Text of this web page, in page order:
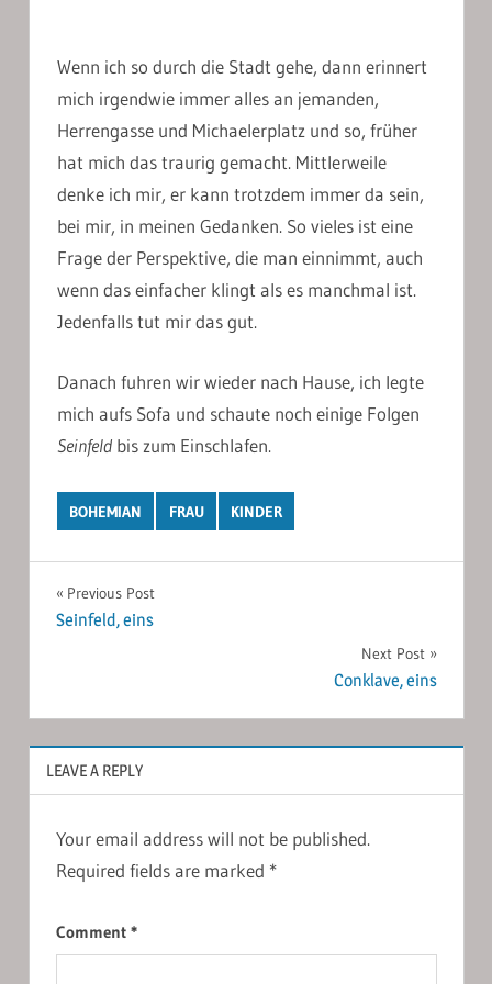
Wenn ich so durch die Stadt gehe, dann erinnert
mich irgendwie immer alles an jemanden,
Herrengasse und Michaelerplatz und so, früher
hat mich das traurig gemacht. Mittlerweile
denke ich mir, er kann trotzdem immer da sein,
bei mir, in meinen Gedanken. So vieles ist eine
Frage der Perspektive, die man einnimmt, auch
wenn das einfacher klingt als es manchmal ist.
Jedenfalls tut mir das gut.
Danach fuhren wir wieder nach Hause, ich legte
mich aufs Sofa und schaute noch einige Folgen
Seinfeld bis zum Einschlafen.
BOHEMIAN FRAU KINDER
Post
navigation
Previous Post
Seinfeld, eins
Next Post
Conklave, eins
LEAVE A REPLY
Your email address will not be published.
Required fields are marked *
Comment *